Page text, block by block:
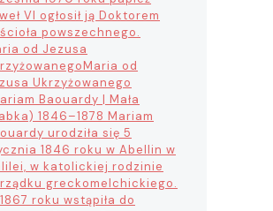
VI ogłosił ją Doktorem
powszechnego.
od Jezusa
Maria od
Ukrzyżowanego
Baouardy | Mała
1846–1878 Mariam
urodziła się 5
1846 roku w Abellin w
w katolickiej rodzinie
greckomelchickiego.
roku wstąpiła do